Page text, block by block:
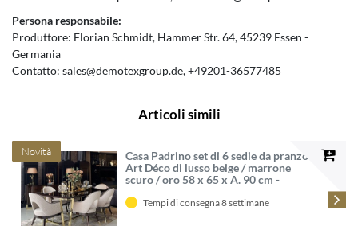
Persona responsabile:
Produttore: Florian Schmidt Hammer Str.64 45239 Essen
Germania
Contatto: sales@demotexgroup.de +49201-36577485
Articoli simili
Novità
Casa Padrino set di 6 sedie da pranzo
Art Déco di lusso beige / marrone
scuro / oro 58 x 65 x A. 90 cm -
Déco - Qualità di Lusso
Tempi di consegna 8 settimane